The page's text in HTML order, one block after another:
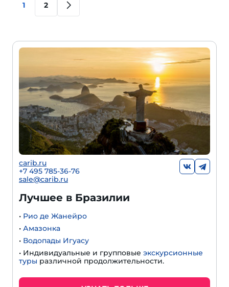
1 2
carib.ru
+7 495 785-36-76
sale@carib.ru
Лучшее в Бразилии
• Рио де Жанейро
• Амазонка
• Водопады Игуасу
• Индивидуальные и групповые экскурсионные
туры различной продолжительности.